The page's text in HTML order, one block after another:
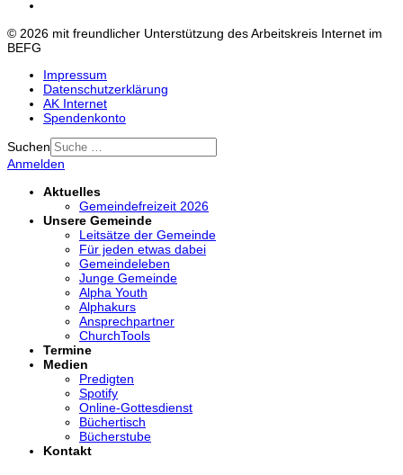
© 2026 mit freundlicher Unterstützung des Arbeitskreis Internet im
BEFG
Impressum
Datenschutzerklärung
AK Internet
Spendenkonto
Suchen
Anmelden
Aktuelles
Gemeindefreizeit 2026
Unsere Gemeinde
Leitsätze der Gemeinde
Für jeden etwas dabei
Gemeindeleben
Junge Gemeinde
Alpha Youth
Alphakurs
Ansprechpartner
ChurchTools
Termine
Medien
Predigten
Spotify
Online-Gottesdienst
Büchertisch
Bücherstube
Kontakt